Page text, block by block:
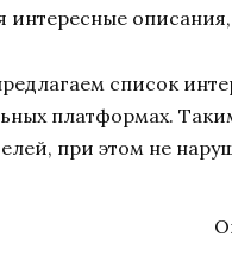
интересные
список
платформах.
при этом не